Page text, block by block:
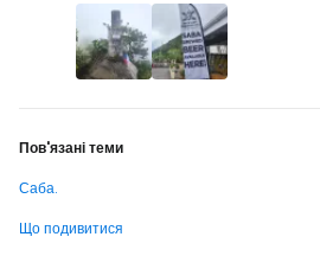
Пов'язані теми
Саба.
Що подивитися